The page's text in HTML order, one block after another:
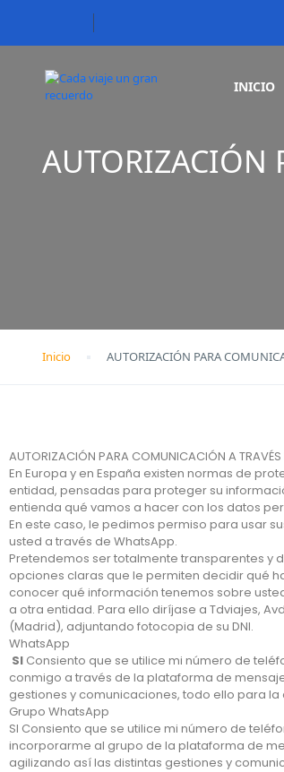
INICIO
AUTORIZACIÓN
Inicio AUTORIZACIÓN PARA
AUTORIZACIÓN PARA COMUNICACIÓN A TRAVÉS
En Europa y en España existen normas de
entidad, pensadas para proteger su
entienda qué vamos a hacer con los datos
En este caso, le pedimos permiso para usar
usted a través de WhatsApp.
Pretendemos ser totalmente transparentes y
opciones claras que le permiten decidir qué
conocer qué información tenemos sobre
a otra entidad. Para ello diríjase a Tdviajes,
(Madrid), adjuntando fotocopia de su DNI.
WhatsApp
SI Consiento que se utilice mi número de
conmigo a través de la plataforma de
gestiones y comunicaciones, todo ello para
Grupo WhatsApp
SI Consiento que se utilice mi número de
incorporarme al grupo de la plataforma de
agilizando así las distintas gestiones y